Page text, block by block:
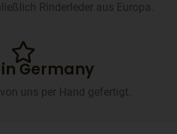
Rinderleder aus Europa.
Germany
uns per Hand gefertigt.